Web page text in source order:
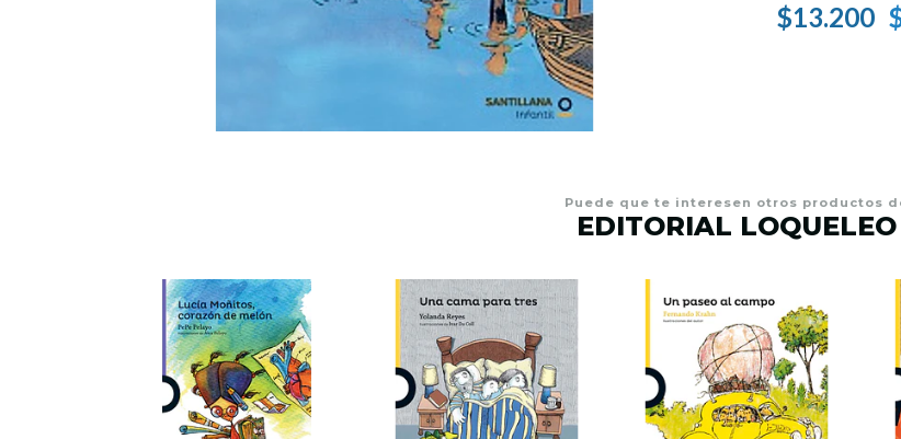
$13.200
Puede que te interesen otros productos
EDITORIAL LOQUELEO